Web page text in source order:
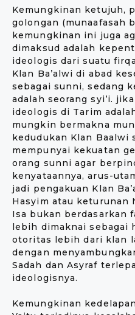
Kemungkinan ketujuh,
golongan (munaafasah
kemungkinan ini juga
dimaksud adalah
ideologis dari suatu
Klan Ba’alwi di abad
sebagai sunni, sedang
adalah seorang syi’i.
ideologis di Tarim
mungkin bermakna
kedudukan Klan Baalwi
mempunyai kekuatan
orang sunni agar
kenyataannya, arus-
jadi pengakuan Klan
Hasyim atau keturunan
Isa bukan berdasarkan
lebih dimaknai sebagai
otoritas lebih dari klan
dengan
Sadah dan Asyraf
ideologisnya.
Kemungkinan